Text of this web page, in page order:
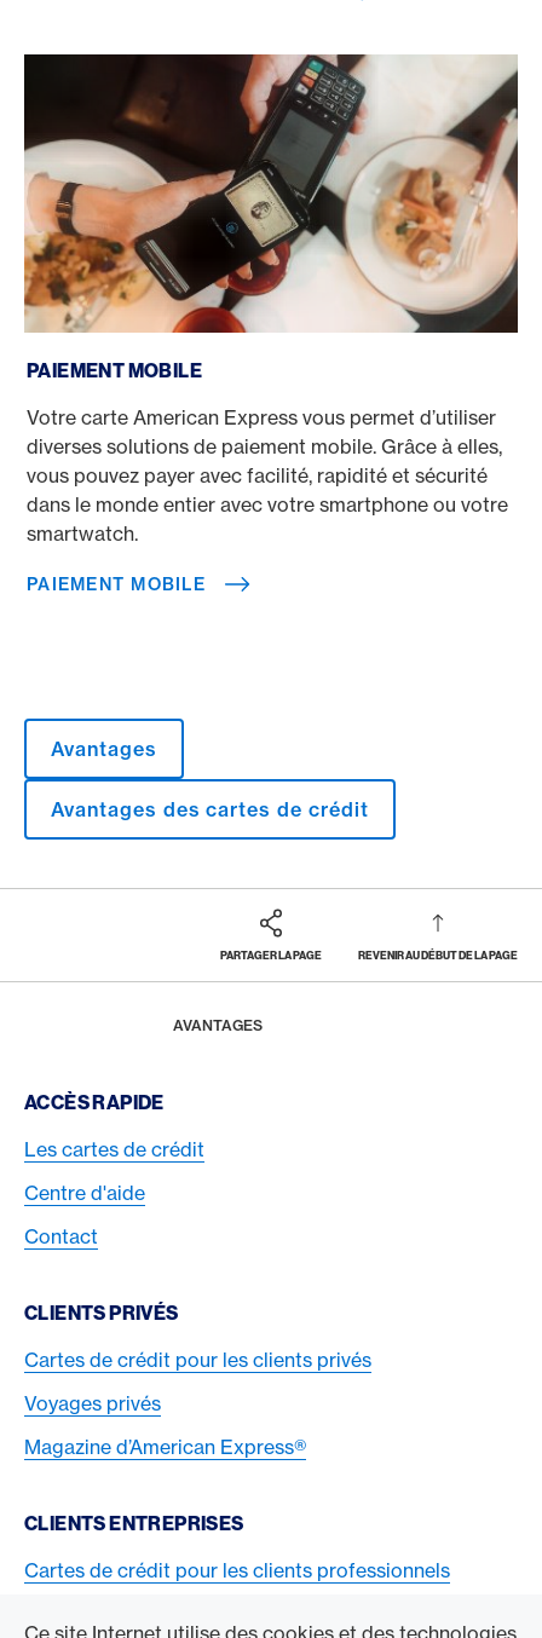
Ce site Internet utilise des cookies et des technologies
PAIEMENT MOBILE
Votre carte American Express vous permet d’utiliser
diverses solutions de paiement mobile. Grâce à elles,
vous pouvez payer avec facilité, rapidité et sécurité
dans le monde entier avec votre smartphone ou votre
smartwatch.
PAIEMENT MOBILE
Avantages
Avantages des cartes de crédit
PARTAGER LA PAGE REVENIR AU DÉBUT DE LA PAGE
Footer
AVANTAGES
Footer Navigation
ACCÈS RAPIDE
Les cartes de crédit
Centre d'aide
Contact
CLIENTS PRIVÉS
Cartes de crédit pour les clients privés
Voyages privés
Magazine d’American Express®
CLIENTS ENTREPRISES
Cartes de crédit pour les clients professionnels